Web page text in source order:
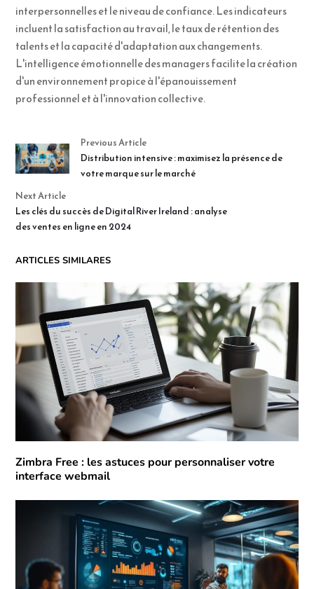
interpersonnelles et le niveau de confiance. Les indicateurs
incluent la satisfaction au travail, le taux de rétention des
talents et la capacité d'adaptation aux changements.
L'intelligence émotionnelle des managers facilite la création
d'un environnement propice à l'épanouissement
professionnel et à l'innovation collective.
Previous Article
Distribution intensive : maximisez la présence de
votre marque sur le marché
Next Article
Les clés du succès de Digital River Ireland : analyse
des ventes en ligne en 2024
ARTICLES SIMILARES
Zimbra Free : les astuces pour personnaliser votre
interface webmail